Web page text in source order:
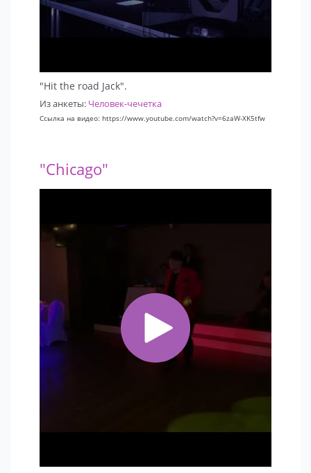
"Hit the road Jack".
Из анкеты: Человек-чечетка
Ссылка на видео: https://www.youtube.com/watch?v=6zaW-XK5tfw
"Chicago"